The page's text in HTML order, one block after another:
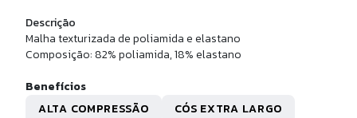
U
MEDIO ALG PIMA
Descrição
Malha texturizada de poliamida e elastano
Composição: 82% poliamida, 18% elastano
Benefícios
ALTA COMPRESSÃO
CÓS EXTRA LARGO